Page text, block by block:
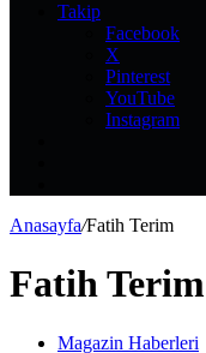
Takip
Facebook
X
Pinterest
YouTube
Instagram
Anasayfa/Fatih Terim
Fatih Terim
Magazin Haberleri